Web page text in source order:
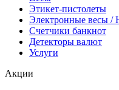
Этикет-пистолеты
Электронные весы /
Счетчики банкнот
Детекторы валют
Услуги
Акции